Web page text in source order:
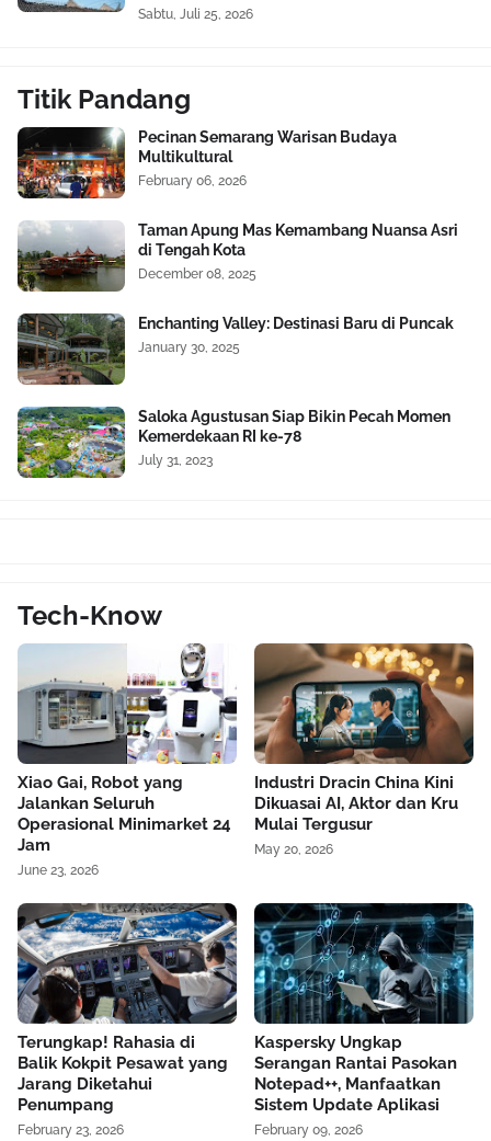
Sabtu, Juli 25, 2026
Titik Pandang
Pecinan Semarang Warisan Budaya
Multikultural
February 06, 2026
Taman Apung Mas Kemambang Nuansa Asri
di Tengah Kota
December 08, 2025
Enchanting Valley: Destinasi Baru di Puncak
January 30, 2025
Saloka Agustusan Siap Bikin Pecah Momen
Kemerdekaan RI ke-78
July 31, 2023
Tech-Know
Xiao Gai, Robot yang
Jalankan Seluruh
Operasional Minimarket 24
Jam
June 23, 2026
Industri Dracin China Kini
Dikuasai AI, Aktor dan Kru
Mulai Tergusur
May 20, 2026
Terungkap! Rahasia di
Balik Kokpit Pesawat yang
Jarang Diketahui
Penumpang
February 23, 2026
Kaspersky Ungkap
Serangan Rantai Pasokan
Notepad++, Manfaatkan
Sistem Update Aplikasi
February 09, 2026